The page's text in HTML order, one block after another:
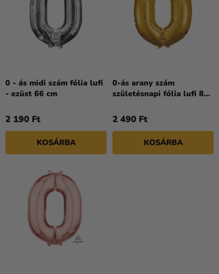
kellékek
Témák
Személyre
Kiárusítás
Kapcsolat
Z
É
E
0 - ás midi szám fólia lufi
- ezüst 66 cm
2 190 Ft
KOSÁRBA
0-ás arany szám
születésnapi fólia lufi 86
2 490 Ft
KOSÁRBA